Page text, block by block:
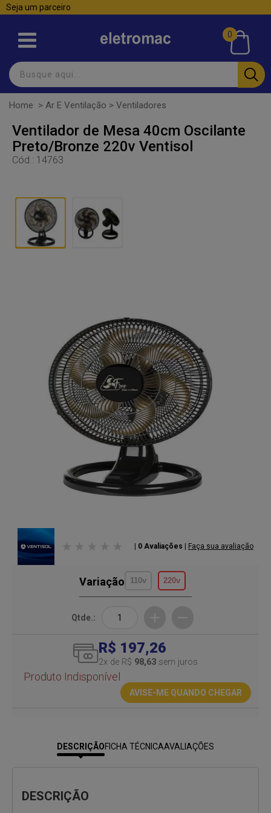
Seja um parceiro
0
Home > Ar E Ventilação > Ventiladores
Ventilador de Mesa 40cm Oscilante
Preto/Bronze 220v Ventisol
Cód.: 14763
| 0 Avaliações Faça sua avaliação
Variação 110v 220v
Qtde.:
R$ 197,26
2x de R$ 98,63 sem juros
AVISE-ME QUANDO CHEGAR
Produto Indisponível
DESCRIÇÃOFICHA TÉCNICAAVALIAÇÕES
DESCRIÇÃO